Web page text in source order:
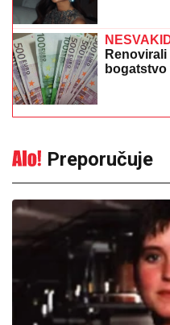
bogatstvo
Preporučuje